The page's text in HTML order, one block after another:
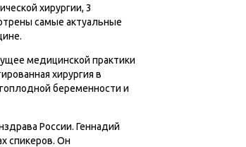
хирургии, 3
самые актуальные
медицинской практики
хирургия в
беременности и
России. Геннадий
спикеров. Он